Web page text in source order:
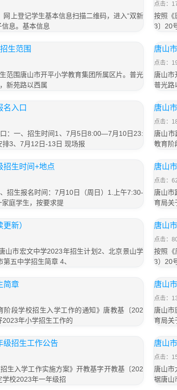
上登记学生基本信息扫描二维码，进入“双新
息。基本信息
点击：
按照《
3〕20
生范围
范围唐山市开平小学教育集团所属区片。普光
新苑路以西属
唐山
点击：
唐山市
普光路
名入口
：一、招生时间1、7月5日8:00—7月10日23:
3、7月12日-13日 现场报
唐山
点击：
唐山
教育阶
招生时间+地点
招生报名时间：7月10日（周日）1.上午7:30-
庭学生，按要求提
唐山
点击：
唐山市
育局关
新）
山市宏文中学2023年招生计划2、北京景山学
五中学招生简章 4、
唐山
点击：
按照《
3）20
简章
段学校招生入学工作的通知》唐教基〔202
年小学招生工作的
唐山
点击：
唐山市
育局关
级招生工作公告
生入学工作实施方案》开教基字开教基〔202
校2023年一年级招
唐山
点击：
唐山市
据唐山